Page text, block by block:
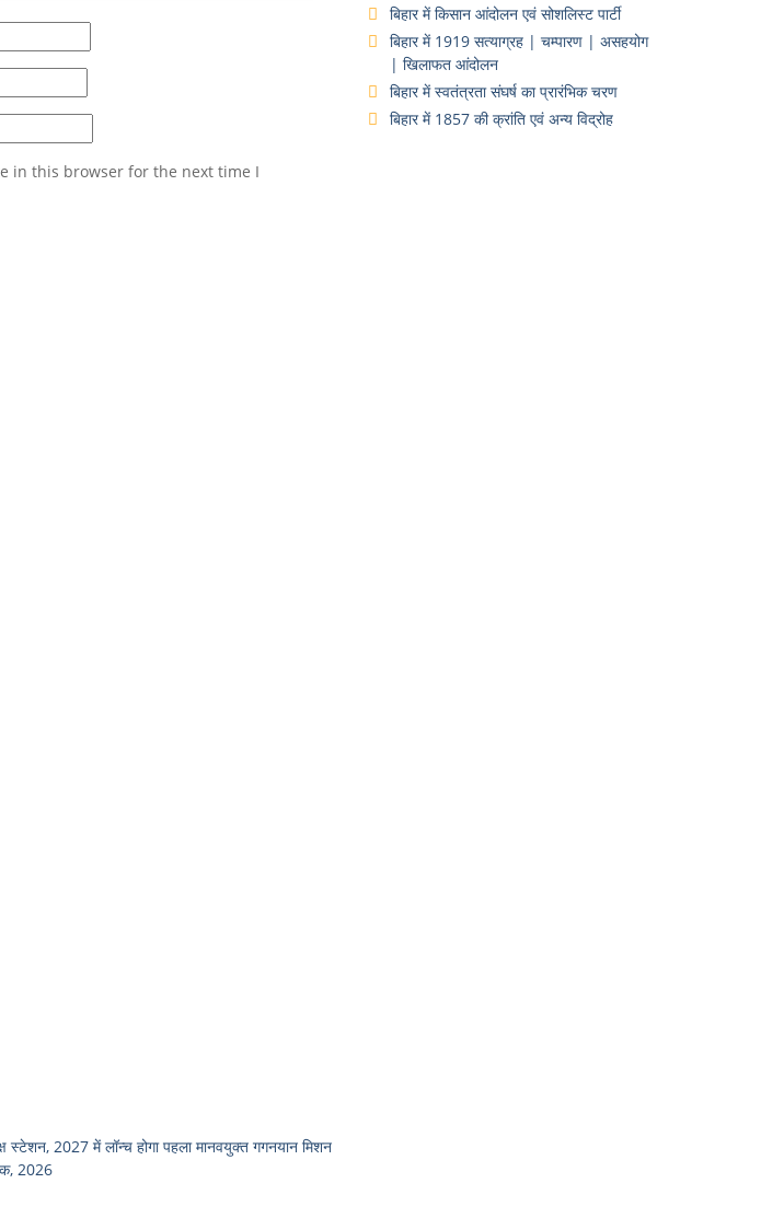
in this browser for the next time I
बिहार में किसान आंदोलन एवं सोशलिस्ट पार्टी
बिहार में 1919 सत्याग्रह | चम्पारण | असहयोग
| खिलाफत आंदोलन
बिहार में स्वतंत्रता संघर्ष का प्रारंभिक चरण
बिहार में 1857 की क्रांति एवं अन्य विद्रोह
2027 में लॉन्च होगा पहला मानवयुक्त गगनयान मिशन
2026